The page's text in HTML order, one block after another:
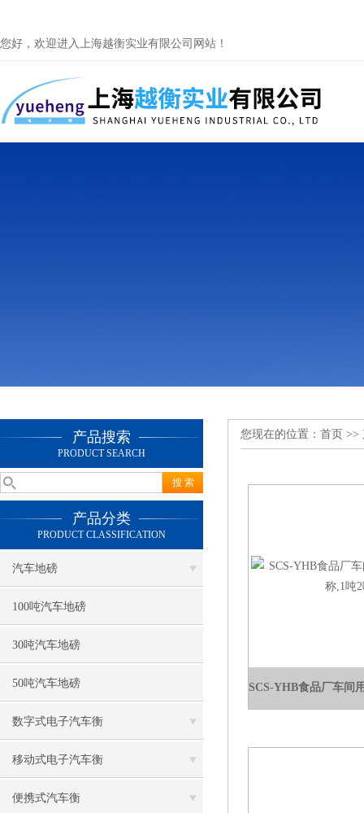
您好，欢迎进入上海越衡实业有限公司网站！
产品搜索
PRODUCT SEARCH
产品分类
PRODUCT CLASSIFICATION
汽车地磅
100吨汽车地磅
30吨汽车地磅
50吨汽车地磅
数字式电子汽车衡
移动式电子汽车衡
便携式汽车衡
您现在的位置： 首页 >>